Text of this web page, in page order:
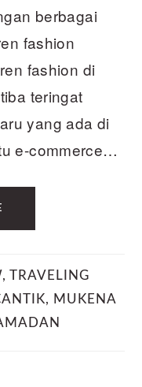
berbagai
fashion
fashion di
teringat
yang ada di
e-commerce…
, TRAVELING
, MUKENA